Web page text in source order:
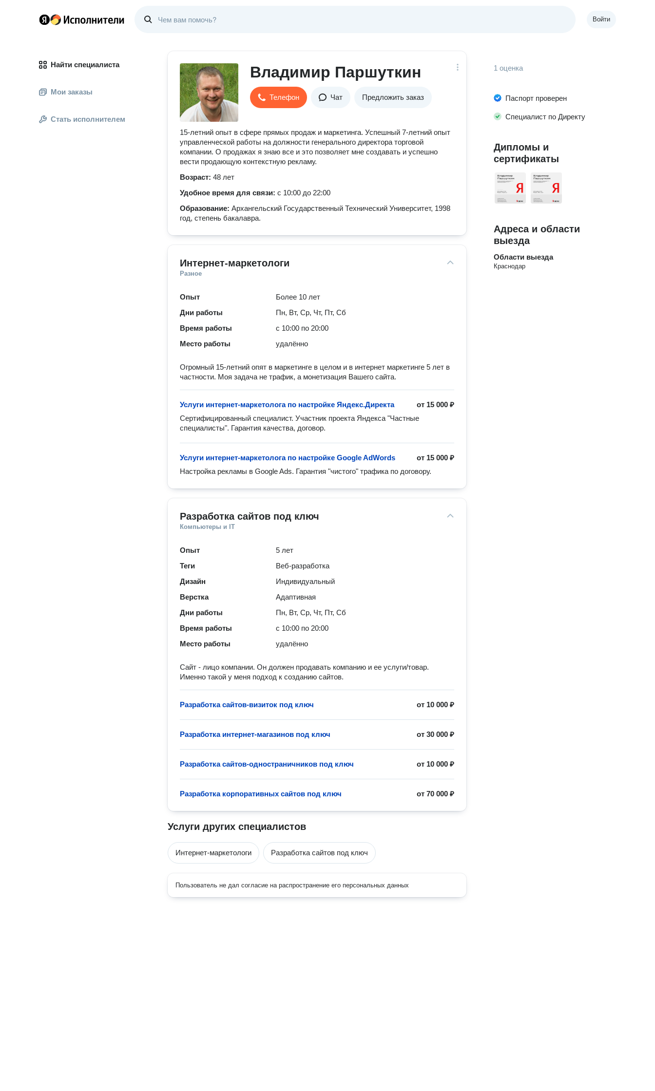
Войти
Найти специалиста
Мои заказы
Стать исполнителем
Владимир Паршуткин
Телефон Чат Предложить заказ
15-летний опыт в сфере прямых продаж и маркетинга. Успешный 7-летний опыт
управленческой работы на должности генерального директора торговой
компании. О продажах я знаю все и это позволяет мне создавать и успешно
вести продающую контекстную рекламу.
Возраст: 48 лет
Удобное время для связи: с 10:00 до 22:00
Образование: Архангельский Государственный Технический Университет, 1998
год, степень бакалавра.
Интернет-маркетологи
Разное
Опыт
Более 10 лет
Дни работы
Пн, Вт, Ср, Чт, Пт, Сб
Время работы
с 10:00 по 20:00
Место работы
удалённо
Огромный 15-летний опят в маркетинге в целом и в интернет маркетинге 5 лет в
частности. Моя задача не трафик, а монетизация Вашего сайта.
от 15 000 ₽
Услуги интернет-маркетолога по настройке Яндекс.Директа
Сертифицированный специалист. Участник проекта Яндекса "Частные
специалисты". Гарантия качества, договор.
от 15 000 ₽
Услуги интернет-маркетолога по настройке Google AdWords
Настройка рекламы в Google Ads. Гарантия "чистого" трафика по договору.
Разработка сайтов под ключ
Компьютеры и IT
Опыт
5 лет
Теги
Веб-разработка
Дизайн
Индивидуальный
Верстка
Адаптивная
Дни работы
Пн, Вт, Ср, Чт, Пт, Сб
Время работы
с 10:00 по 20:00
Место работы
удалённо
Сайт - лицо компании. Он должен продавать компанию и ее услуги/товар.
Именно такой у меня подход к созданию сайтов.
от 10 000 ₽
Разработка сайтов-визиток под ключ
от30 000 ₽
Разработка интернет-магазинов под ключ
от 10 000 ₽
Разработка сайтов-одностраничников под ключ
от70 000 ₽
Разработка корпоративных сайтов под ключ
Услуги других специалистов
Интернет-маркетологи Разработка сайтов под ключ
Пользователь не дал согласие на распространение его персональных данных
1 оценка
Паспорт проверен
Специалист по Директу
Дипломы и
сертификаты
Адреса и области
выезда
Области выезда
Краснодар